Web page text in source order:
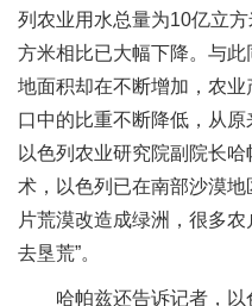
列农业用水总量为10亿立
方米相比已大幅下降。与
地面积却在不断增加，农
口中的比重不断降低，从
以色列农业研究院副院长
术，以色列已在南部沙漠
片荒漠改造成绿洲，很多
去垦荒”。
哈帕兹还告诉记者，